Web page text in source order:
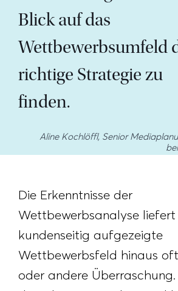
Blick auf das
Wettbewerbsumfeld
richtige Strategie zu
finden.
Aline Kochlöffl, Senior
Die Erkenntnisse der
Wettbewerbsanalyse
kundenseitig aufgezeigte
Wettbewerbsfeld hinaus
oder andere